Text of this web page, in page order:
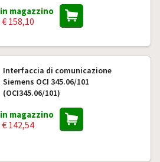
in magazzino
€ 158,10
Interfaccia di comunicazione
Siemens OCI 345.06/101
(OCI345.06/101)
in magazzino
€ 142,54